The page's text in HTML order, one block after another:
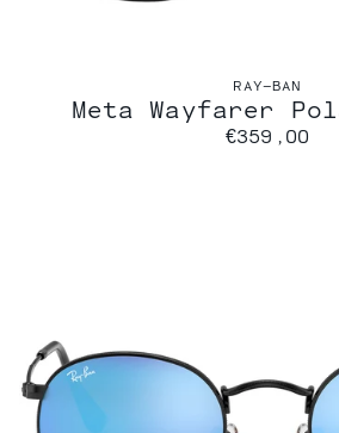
RAY-BAN
Meta Wayfarer
€359,00